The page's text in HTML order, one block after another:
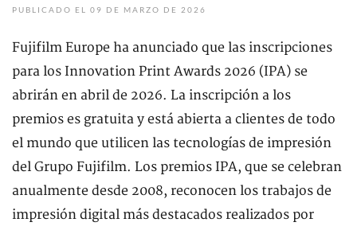
PUBLICADO EL 09 DE MARZO DE 2026
Fujifilm Europe ha anunciado que las inscripciones
para los Innovation Print Awards 2026 (IPA) se
abrirán en abril de 2026. La inscripción a los
premios es gratuita y está abierta a clientes de todo
el mundo que utilicen las tecnologías de impresión
del Grupo Fujifilm. Los premios IPA, que se celebran
anualmente desde 2008, reconocen los trabajos de
impresión digital más destacados realizados por